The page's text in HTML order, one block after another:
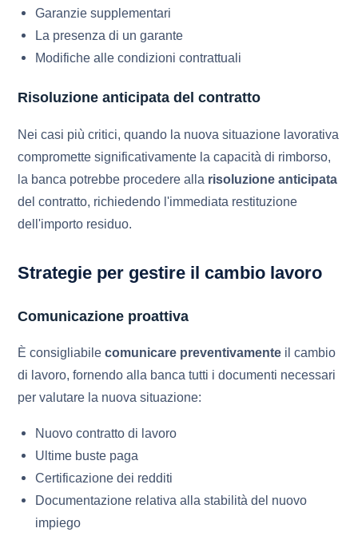
Garanzie supplementari
La presenza di un garante
Modifiche alle condizioni contrattuali
Risoluzione anticipata del contratto
Nei casi più critici, quando la nuova situazione lavorativa
compromette significativamente la capacità di rimborso,
la banca potrebbe procedere alla risoluzione anticipata
del contratto, richiedendo l'immediata restituzione
dell'importo residuo.
Strategie per gestire il cambio lavoro
Comunicazione proattiva
È consigliabile comunicare preventivamente il cambio
di lavoro, fornendo alla banca tutti i documenti necessari
per valutare la nuova situazione:
Nuovo contratto di lavoro
Ultime buste paga
Certificazione dei redditi
Documentazione relativa alla stabilità del nuovo
impiego